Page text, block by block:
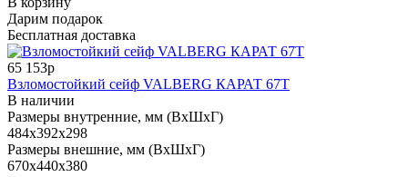
Дарим подарок
Бесплатная доставка
65 153р
Взломостойкий сейф VALBERG КАРАТ 67T
В наличии
Размеры внутренние, мм (ВхШхГ)
484x392x298
Размеры внешние, мм (ВхШхГ)
670x440x380